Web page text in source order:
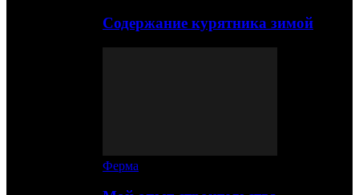
Содержание курятника зимой
Ферма